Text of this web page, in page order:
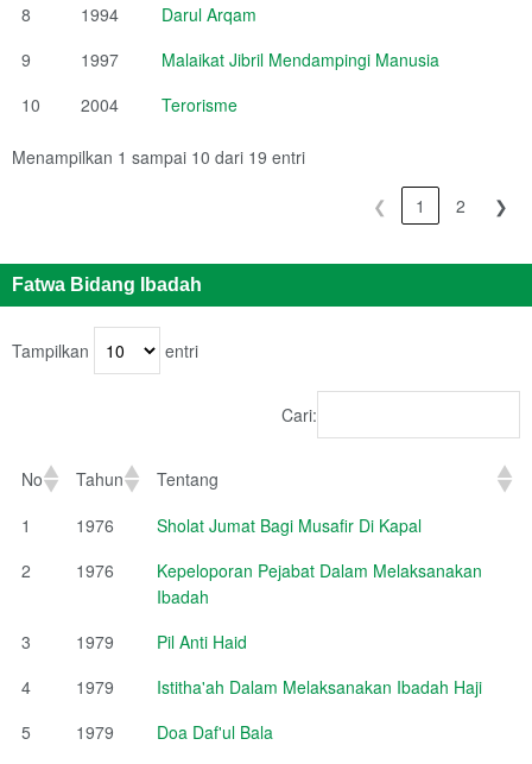
8
1994
Darul Arqam
9
1997
Malaikat Jibril Mendampingi Manusia
10
2004 Terorisme
Menampilkan 1 sampai 10 dari 19 entri
❮ 1 2 ❯
Fatwa Bidang Ibadah
Tampilkan entri
Cari:
No Tahun
Tentang
No
Tahun Tentang
1 1976
Sholat Jumat Bagi Musafir Di Kapal
2
1976
Kepeloporan Pejabat Dalam Melaksanakan
Ibadah
3
1979
Pil Anti Haid
4
1979
Istitha'ah Dalam Melaksanakan Ibadah Haji
5
1979
Doa Daf'ul Bala